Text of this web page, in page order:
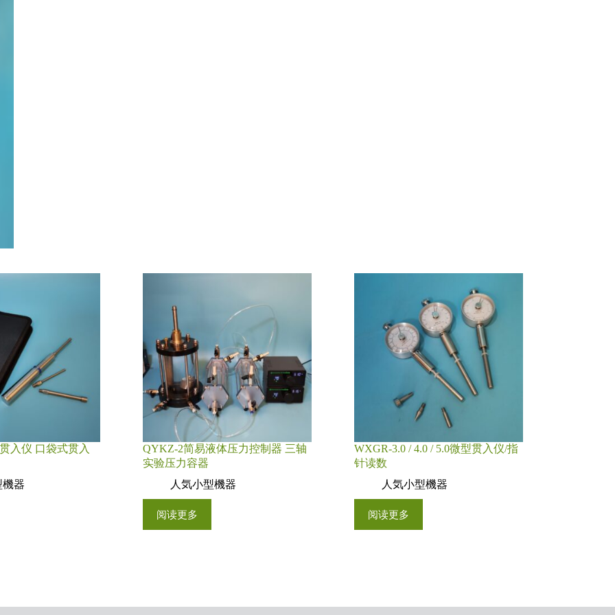
入仪 口袋式贯入
機器
QYKZ‑2简易液体压力控制器 三轴
实验压力容器
人気小型機器
阅读更多
WXGR‑3.0 / 4.0 / 5.0微型贯入仪/指
针读数
人気小型機器
阅读更多